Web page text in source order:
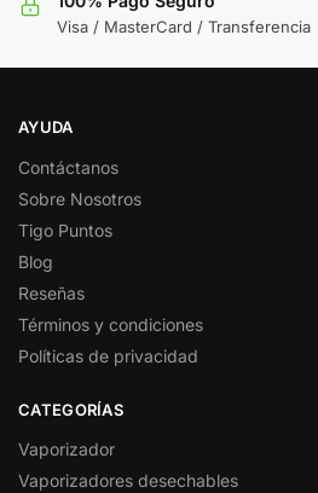
Visa / MasterCard / Transferencia
AYUDA
Contáctanos
Sobre Nosotros
Tigo Puntos
Blog
Reseñas
Términos y condiciones
Políticas de privacidad
CATEGORÍAS
Vaporizador
Vaporizadores desechables